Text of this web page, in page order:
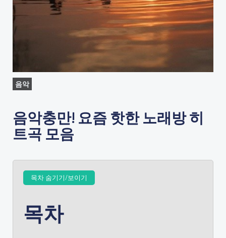
음악
음악충만! 요즘 핫한 노래방 히
트곡 모음
목차 숨기기/보이기
목차